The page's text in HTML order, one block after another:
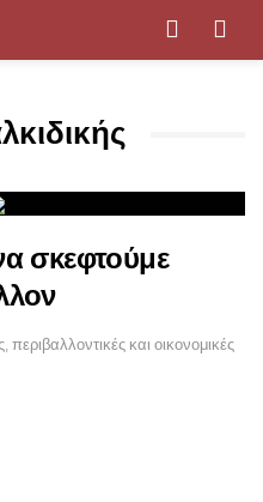
σκεφτούμε
και οικονομικές